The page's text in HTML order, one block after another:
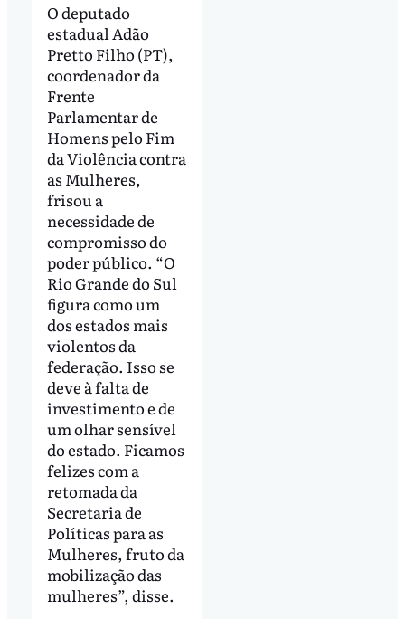
O deputado
estadual Adão
Pretto Filho (PT),
coordenador da
Frente
Parlamentar de
Homens pelo Fim
da Violência contra
as Mulheres,
frisou a
necessidade de
compromisso do
poder público. “O
Rio Grande do Sul
figura como um
dos estados mais
violentos da
federação. Isso se
deve à falta de
investimento e de
um olhar sensível
do estado. Ficamos
felizes com a
retomada da
Secretaria de
Políticas para as
Mulheres, fruto da
mobilização das
mulheres”, disse.